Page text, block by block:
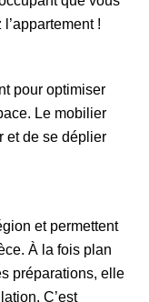
!
pour optimiser
Le mobilier
et de se déplier
et permettent
À la fois plan
préparations, elle
C’est